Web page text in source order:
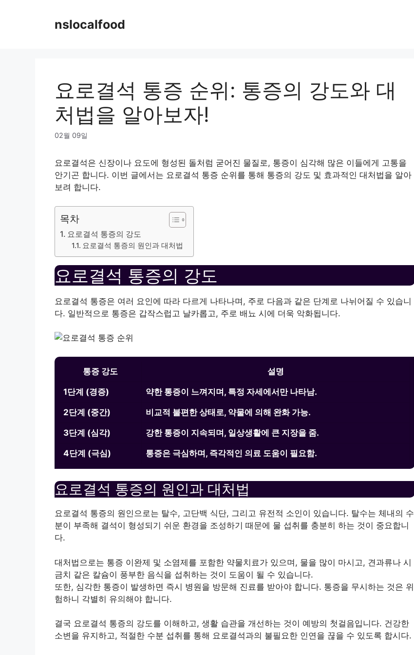
nslocalfood
요로결석 통증 순위: 통증의 강도와 대
처법을 알아보자!
02월 09일
요로결석은 신장이나 요도에 형성된 돌처럼 굳어진 물질로, 통증이 심각해 많은 이들에게 고통을
안기곤 합니다. 이번 글에서는 요로결석 통증 순위를 통해 통증의 강도 및 효과적인 대처법을 알아
보려 합니다.
목차
요로결석 통증의 강도
요로결석 통증의 원인과 대처법
요로결석 통증의 강도
요로결석 통증은 여러 요인에 따라 다르게 나타나며, 주로 다음과 같은 단계로 나뉘어질 수 있습니
다. 일반적으로 통증은 갑작스럽고 날카롭고, 주로 배뇨 시에 더욱 악화됩니다.
통증 강도 설명
1단계 (경증) 약한 통증이 느껴지며, 특정 자세에서만 나타남.
2단계 (중간) 비교적 불편한 상태로, 약물에 의해 완화 가능.
3단계 (심각) 강한 통증이 지속되며, 일상생활에 큰 지장을 줌.
4단계 (극심) 통증은 극심하며, 즉각적인 의료 도움이 필요함.
요로결석 통증의 원인과 대처법
요로결석 통증의 원인으로는 탈수, 고단백 식단, 그리고 유전적 소인이 있습니다. 탈수는 체내의 수
분이 부족해 결석이 형성되기 쉬운 환경을 조성하기 때문에 물 섭취를 충분히 하는 것이 중요합니
다.
대처법으로는 통증 이완제 및 소염제를 포함한 약물치료가 있으며, 물을 많이 마시고, 견과류나 시
금치 같은 칼슘이 풍부한 음식을 섭취하는 것이 도움이 될 수 있습니다.
또한, 심각한 통증이 발생하면 즉시 병원을 방문해 진료를 받아야 합니다. 통증을 무시하는 것은 위
험하니 각별히 유의해야 합니다.
결국 요로결석 통증의 강도를 이해하고, 생활 습관을 개선하는 것이 예방의 첫걸음입니다. 건강한
소변을 유지하고, 적절한 수분 섭취를 통해 요로결석과의 불필요한 인연을 끊을 수 있도록 합시다.